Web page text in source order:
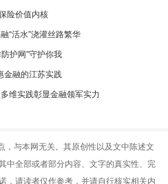
险价值内核
“活水”浇灌丝路繁华
护网”守护你我
金融的江苏实践
维实践彰显金融领军实力
，与本网无关。其原创性以及文中陈述文
中全部或者部分内容、文字的真实性、完
，请读者仅作参考，并请自行核实相关内